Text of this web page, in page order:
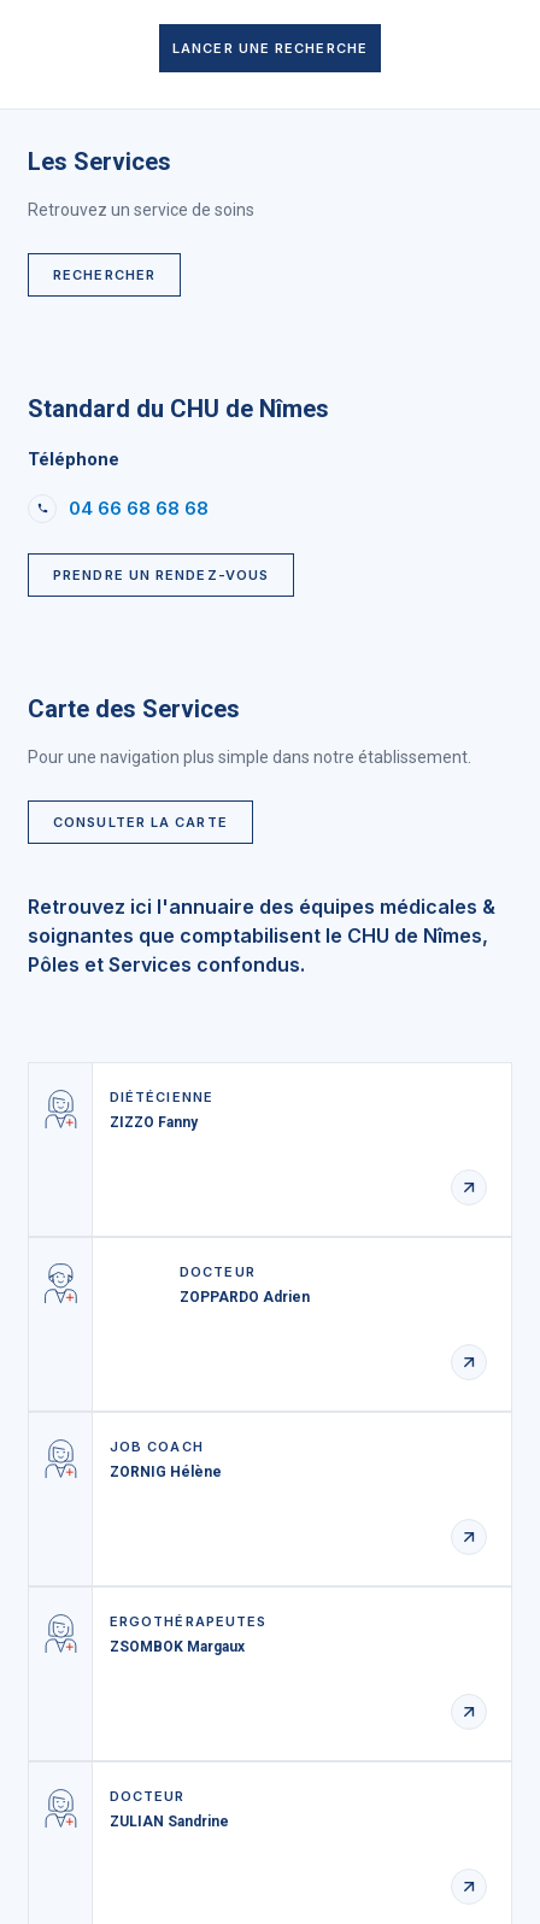
LANCER UNE RECHERCHE
Retrouvez ici l'annuaire des équipes médicales &
soignantes que comptabilisent le CHU de Nîmes,
Pôles et Services confondus.
DIÉTÉCIENNE
ZIZZO Fanny
DOCTEUR
ZOPPARDO Adrien
JOB COACH
ZORNIG Hélène
ERGOTHÉRAPEUTES
ZSOMBOK Margaux
DOCTEUR
ZULIAN Sandrine
Les Services
Retrouvez un service de soins
RECHERCHER
Standard du CHU de Nîmes
Téléphone
04 66 68 68 68
PRENDRE UN RENDEZ-VOUS
Carte des Services
Pour une navigation plus simple dans notre établissement.
CONSULTER LA CARTE